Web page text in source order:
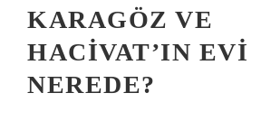
KARAGÖZ VE
HACIVAT’IN EVI
NEREDE?